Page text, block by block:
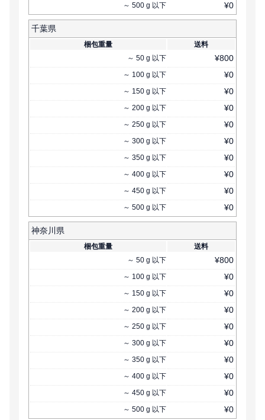
～ 500 g 以下 ¥0
千葉県
梱包重量
送料
～ 50 g 以下 ¥800
～ 100 g 以下 ¥0
～ 150 g 以下 ¥0
～ 200 g 以下 ¥0
～ 250 g 以下 ¥0
～ 300 g 以下 ¥0
～ 350 g 以下 ¥0
～ 400 g 以下 ¥0
～ 450 g 以下 ¥0
～ 500 g 以下 ¥0
神奈川県
梱包重量
送料
～ 50 g 以下 ¥800
～ 100 g 以下 ¥0
～ 150 g 以下 ¥0
～ 200 g 以下 ¥0
～ 250 g 以下 ¥0
～ 300 g 以下 ¥0
～ 350 g 以下 ¥0
～ 400 g 以下 ¥0
～ 450 g 以下 ¥0
～ 500 g 以下 ¥0